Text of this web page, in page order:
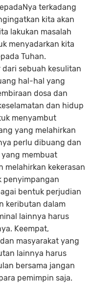
terkadang
kita akan
lakukan masalah
menyadarkan kita
Tuhan.
dari sebuah kesulitan
hal-hal yang
dosa dan
dan hidup
menyambut
yang melahirkan
perlu dibuang dan
membuat
melahirkan kekerasan
penyimpangan
bentuk perjudian
keributan dalam
lainnya harus
Keempat,
masyarakat yang
lainnya harus
bersama jangan
pemimpin saja.